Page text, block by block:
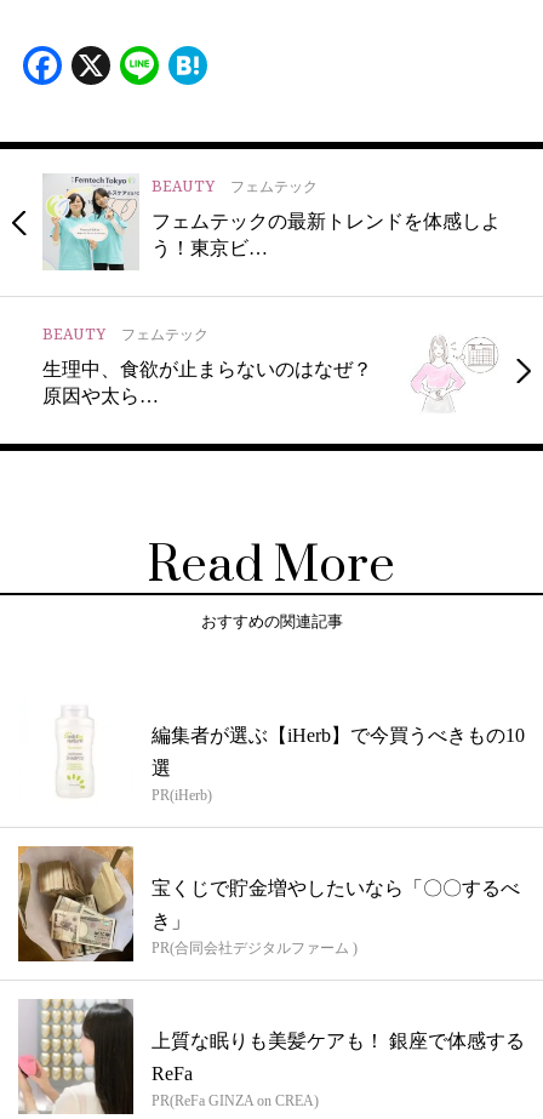
Facebook
X Line
BEAUTY フェムテック
フェムテックの最新トレンドを体感しよ
う！東京ビ…
BEAUTY フェムテック
生理中、食欲が止まらないのはなぜ？
原因や太ら…
Read More
おすすめの関連記事
編集者が選ぶ【iHerb】で今買うべきもの10
選
PR(iHerb)
宝くじで貯金増やしたいなら「〇〇するべ
き」
PR(合同会社デジタルファーム )
上質な眠りも美髪ケアも！ 銀座で体感する
ReFa
PR(ReFa GINZA on CREA)